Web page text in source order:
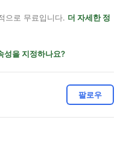
으로 무료입니다. 더 자세한 정
성을 지정하나요?
팔로우